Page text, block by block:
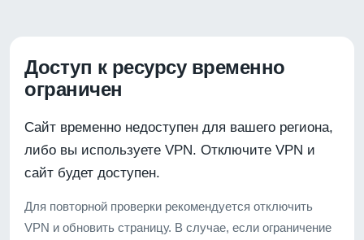
Доступ к ресурсу временно
ограничен
Сайт временно недоступен для вашего региона,
либо вы используете VPN. Отключите VPN и
сайт будет доступен.
Для повторной проверки рекомендуется отключить
VPN и обновить страницу. В случае, если ограничение